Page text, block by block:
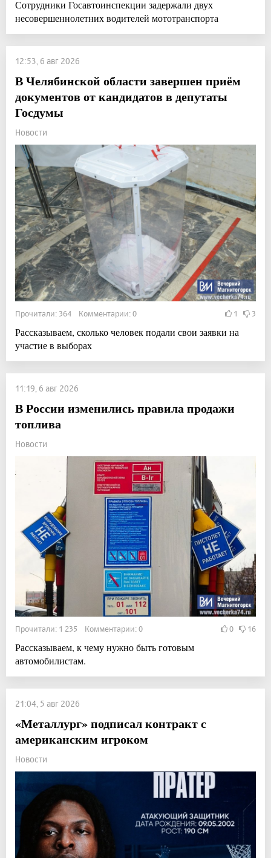
Сотрудники Госавтоинспекции задержали двух
несовершеннолетних водителей мототранспорта
12:53, 6 авг 2026
В Челябинской области завершен приём
документов от кандидатов в депутаты
Госдумы
Новости
Прочитали: 364 Комментарии: 0 1 3
Рассказываем, сколько человек подали свои заявки на
участие в выборах
11:19, 6 авг 2026
В России изменились правила продажи
топлива
Новости
Прочитали: 1 235 Комментарии: 0 0 16
Рассказываем, к чему нужно быть готовым
автомобилистам.
21:04, 5 авг 2026
«Металлург» подписал контракт с
американским игроком
Новости